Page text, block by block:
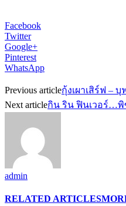
Facebook
Twitter
Google+
Pinterest
WhatsApp
Previous articleกุ้งเผาเสิร์ฟ –
Next articleกิน ริน ฟินเวอร์…พิ
admin
RELATED ARTICLES